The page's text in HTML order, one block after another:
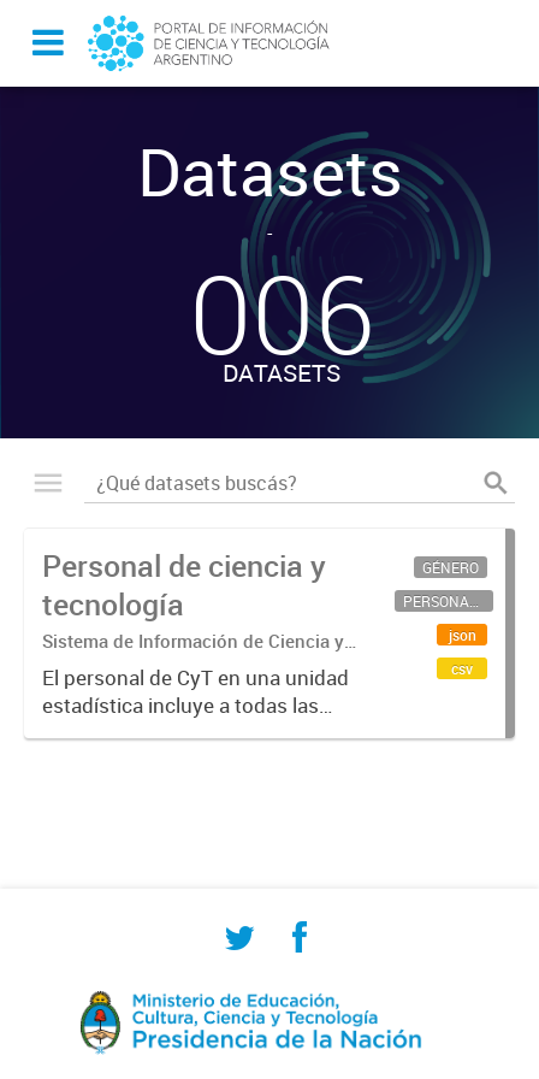
Datasets
-
006
DATASETS
Personal de ciencia y
tecnología
Sistema de Información de Ciencia y
Tecnología Argentino (SICYTAR)
El personal de CyT en una unidad
estadística incluye a todas las
personas involucradas
GÉNERO
PERSONAL CIENTÍFICO-TECNOLÓGICO
json
csv